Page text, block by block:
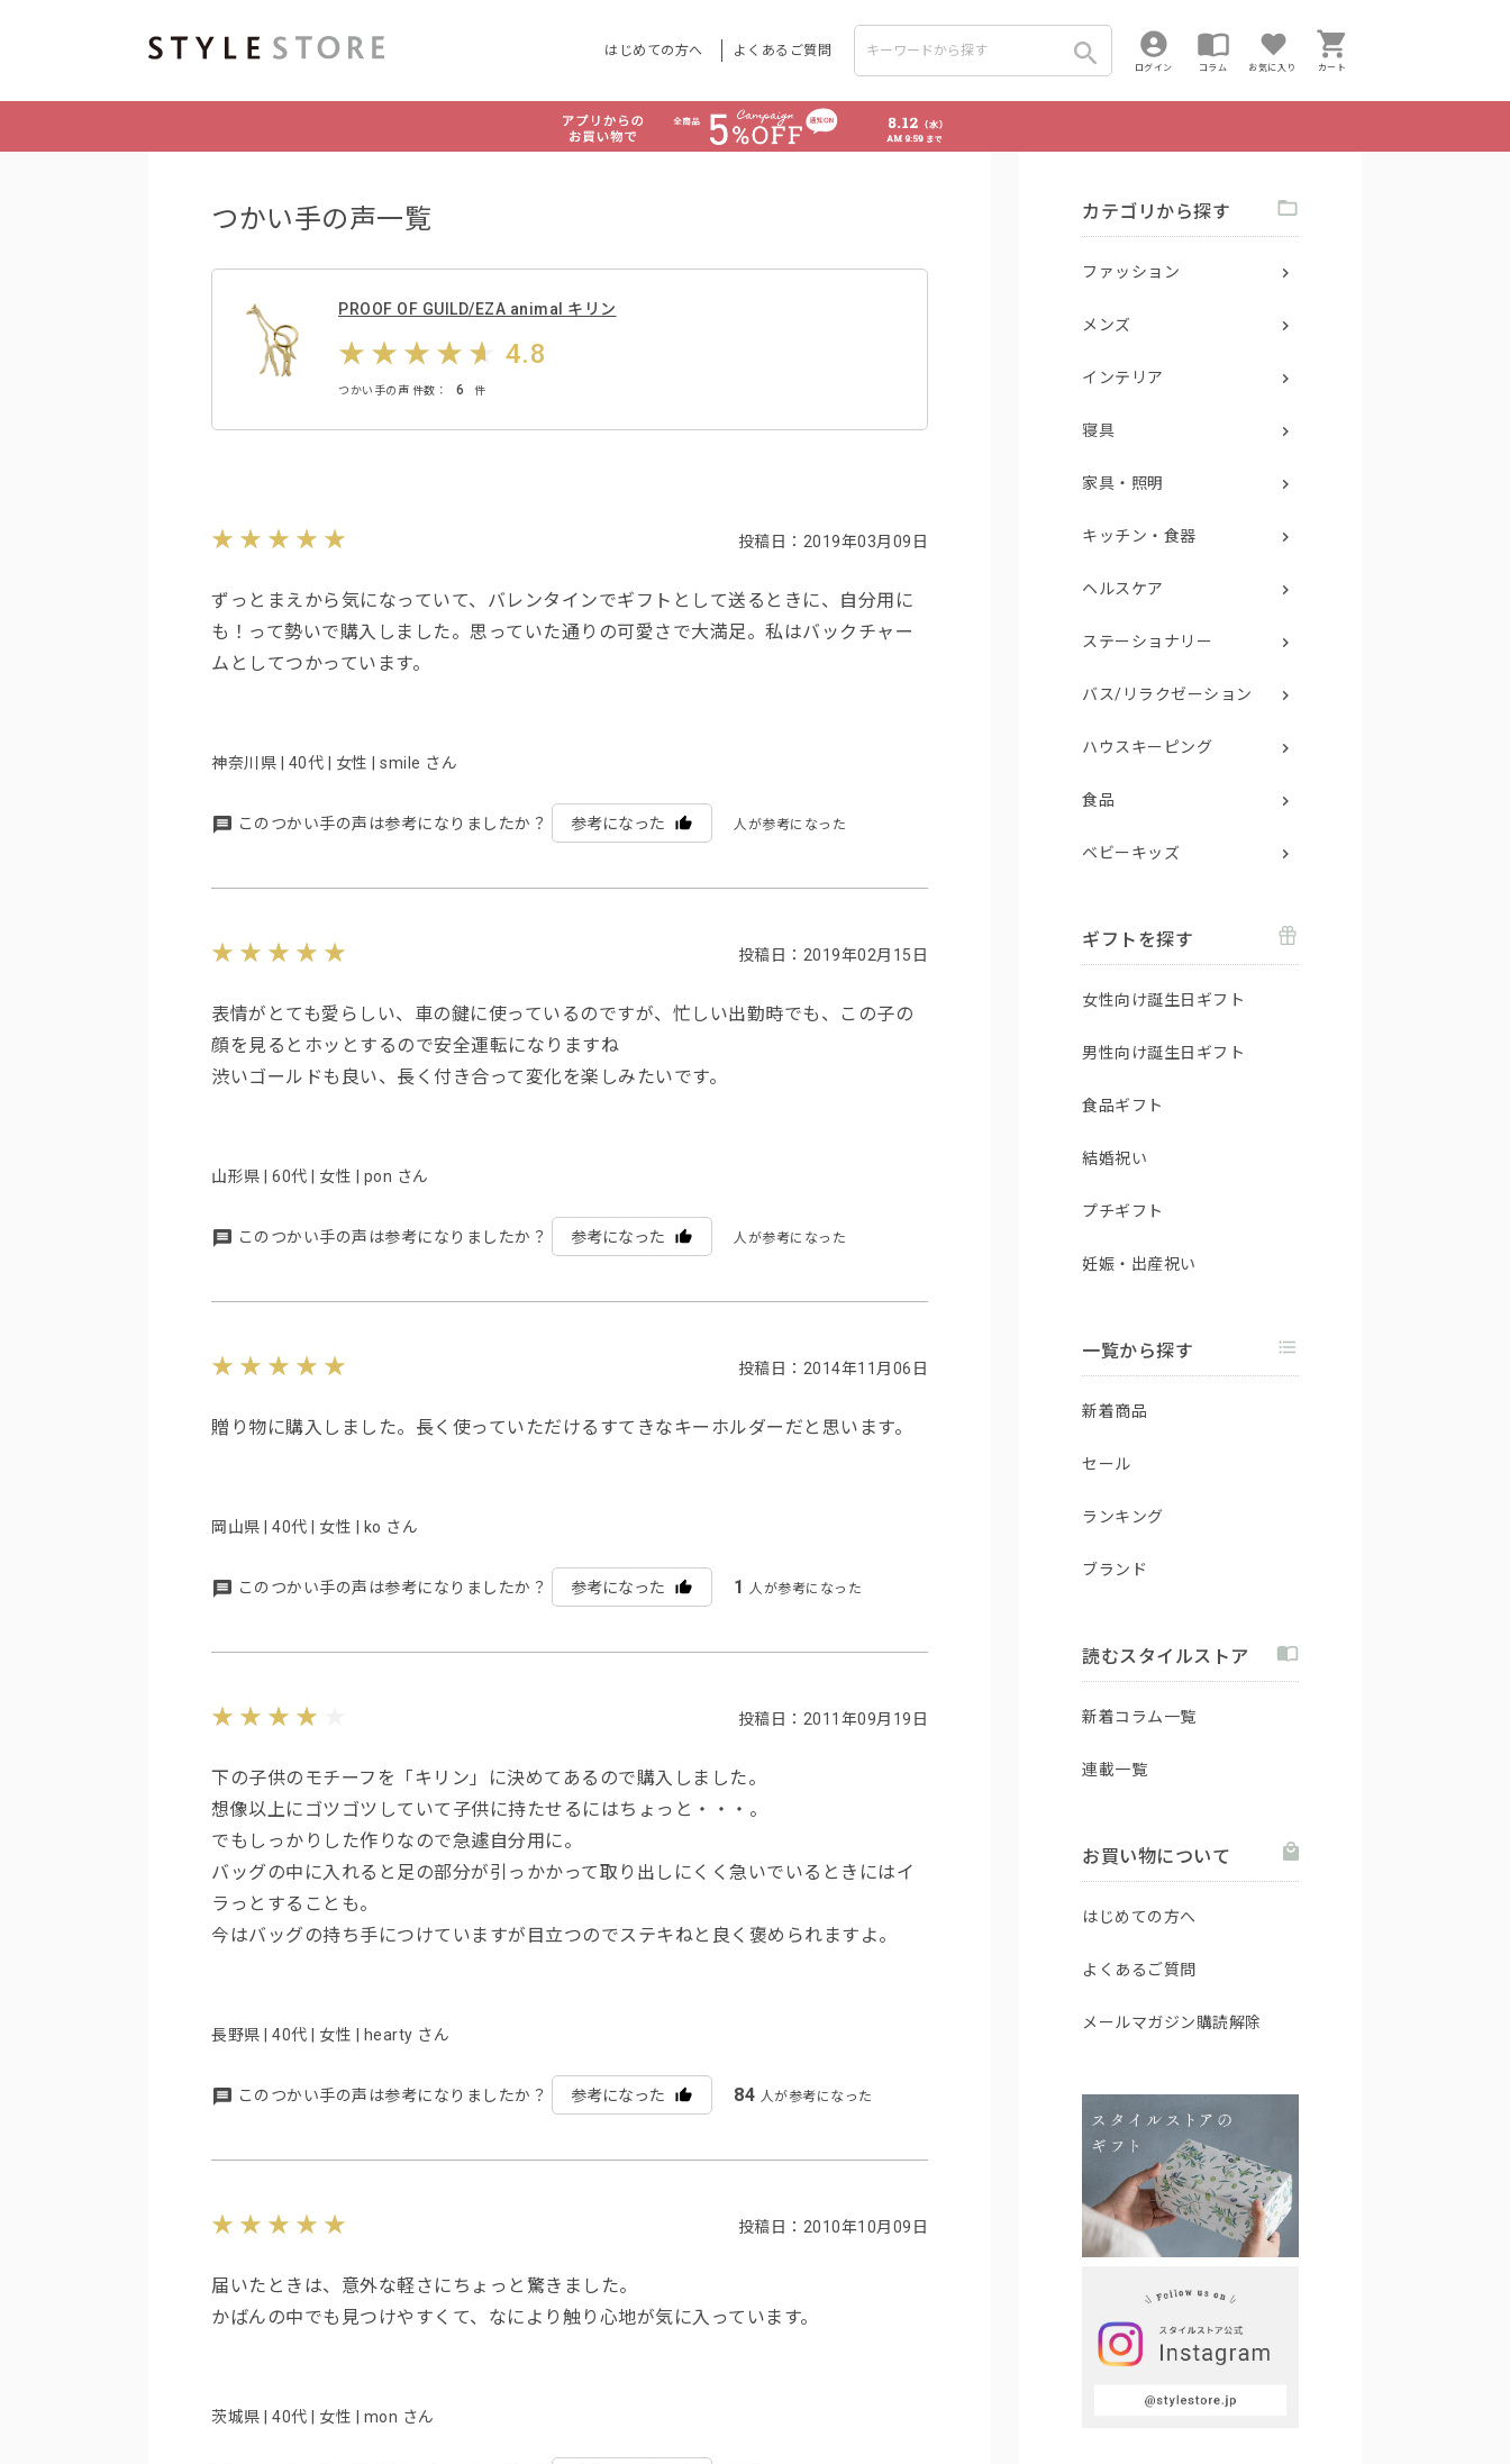
はじめての方へ よくあるご質問
ログイン コラム お気に入り カート
つかい手の声一覧
PROOF OF GUILD/EZA animal キリン
4.8
つかい手の声 件数： 6 件
投稿日：2019年03月09日
ずっとまえから気になっていて、バレンタインでギフトとして送るときに、自分用に
も！って勢いで購入しました。思っていた通りの可愛さで大満足。私はバックチャー
ムとしてつかっています。
神奈川県 | 40代 | 女性 | smile さん
このつかい手の声は参考になりましたか？ 参考になった 人が参考になった
投稿日：2019年02月15日
表情がとても愛らしい、車の鍵に使っているのですが、忙しい出勤時でも、この子の
顔を見るとホッとするので安全運転になりますね
渋いゴールドも良い、長く付き合って変化を楽しみたいです。
山形県 | 60代 | 女性 | pon さん
このつかい手の声は参考になりましたか？ 参考になった 人が参考になった
投稿日：2014年11月06日
贈り物に購入しました。長く使っていただけるすてきなキーホルダーだと思います。
岡山県 | 40代 | 女性 | ko さん
このつかい手の声は参考になりましたか？ 参考になった 1 人が参考になった
投稿日：2011年09月19日
下の子供のモチーフを「キリン」に決めてあるので購入しました。
想像以上にゴツゴツしていて子供に持たせるにはちょっと・・・。
でもしっかりした作りなので急遽自分用に。
バッグの中に入れると足の部分が引っかかって取り出しにくく急いでいるときにはイ
ラっとすることも。
今はバッグの持ち手につけていますが目立つのでステキねと良く褒められますよ。
長野県 | 40代 | 女性 | hearty さん
このつかい手の声は参考になりましたか？ 参考になった 84 人が参考になった
投稿日：2010年10月09日
届いたときは、意外な軽さにちょっと驚きました。
かばんの中でも見つけやすくて、なにより触り心地が気に入っています。
茨城県 | 40代 | 女性 | mon さん
カテゴリから探す
ファッション
メンズ
インテリア
寝具
家具・照明
キッチン・食器
ヘルスケア
ステーショナリー
バス/リラクゼーション
ハウスキーピング
食品
ベビーキッズ
ギフトを探す
女性向け誕生日ギフト
男性向け誕生日ギフト
食品ギフト
結婚祝い
プチギフト
妊娠・出産祝い
一覧から探す
新着商品
セール
ランキング
ブランド
読むスタイルストア
新着コラム一覧
連載一覧
お買い物について
はじめての方へ
よくあるご質問
メールマガジン購読解除